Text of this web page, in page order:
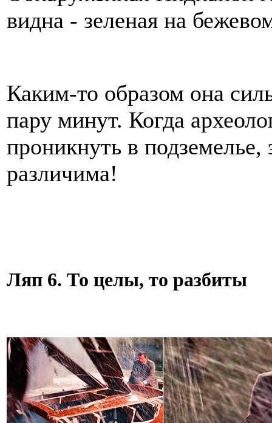
видна - зеленая на
Каким-то образом она
пару минут. Когда
проникнуть в подземелье,
различима!
Ляп 6. То целы, то разбиты